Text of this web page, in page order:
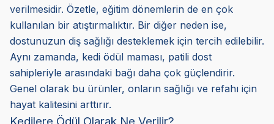
verilmesidir. Özetle, eğitim dönemlerin de en çok
kullanılan bir atıştırmalıktır. Bir diğer neden ise,
dostunuzun diş sağlığı desteklemek için tercih edilebilir.
Aynı zamanda, kedi ödül maması, patili dost
sahipleriyle arasındaki bağı daha çok güçlendirir.
Genel olarak bu ürünler, onların sağlığı ve refahı için
hayat kalitesini arttırır.
Kedilere Ödül Olarak Ne Verilir?